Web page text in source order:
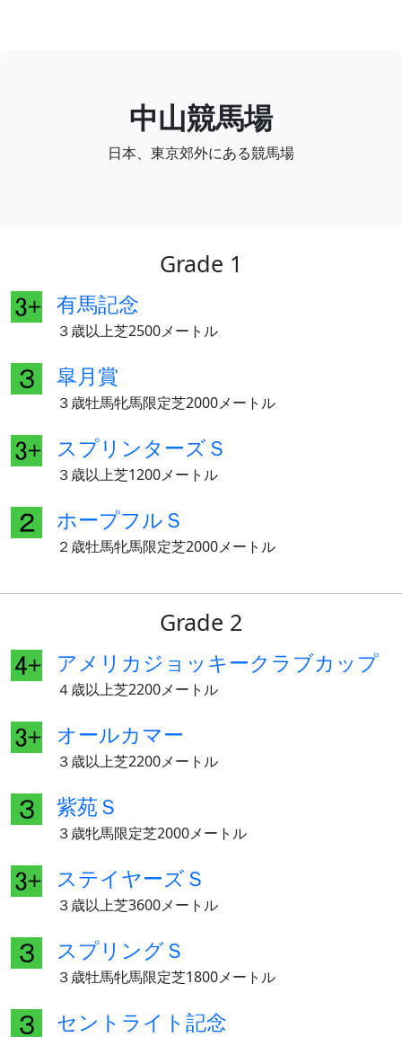
中山競馬場
日本、東京郊外にある競馬場
Grade 1
有馬記念
３歳以上芝2500メートル
皐月賞
３歳牡馬牝馬限定芝2000メートル
スプリンターズＳ
３歳以上芝1200メートル
ホープフルＳ
２歳牡馬牝馬限定芝2000メートル
Grade 2
アメリカジョッキークラブカップ
４歳以上芝2200メートル
オールカマー
３歳以上芝2200メートル
紫苑Ｓ
３歳牝馬限定芝2000メートル
ステイヤーズＳ
３歳以上芝3600メートル
スプリングＳ
３歳牡馬牝馬限定芝1800メートル
セントライト記念